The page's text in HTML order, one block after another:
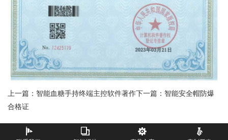
上一篇：智能血糖手持终端主控软件著作下一篇：智能安全帽防爆
合格证